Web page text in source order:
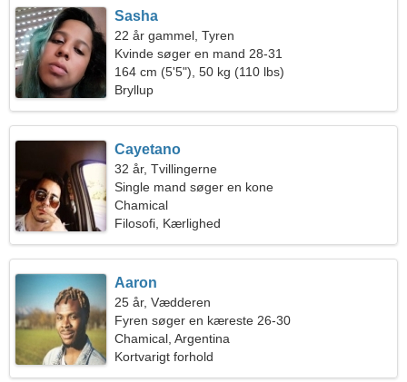
Sasha
22 år gammel, Tyren
Kvinde søger en mand 28-31
164 cm (5'5"), 50 kg (110 lbs)
Bryllup
Cayetano
32 år, Tvillingerne
Single mand søger en kone
Chamical
Filosofi, Kærlighed
Aaron
25 år, Vædderen
Fyren søger en kæreste 26-30
Chamical, Argentina
Kortvarigt forhold